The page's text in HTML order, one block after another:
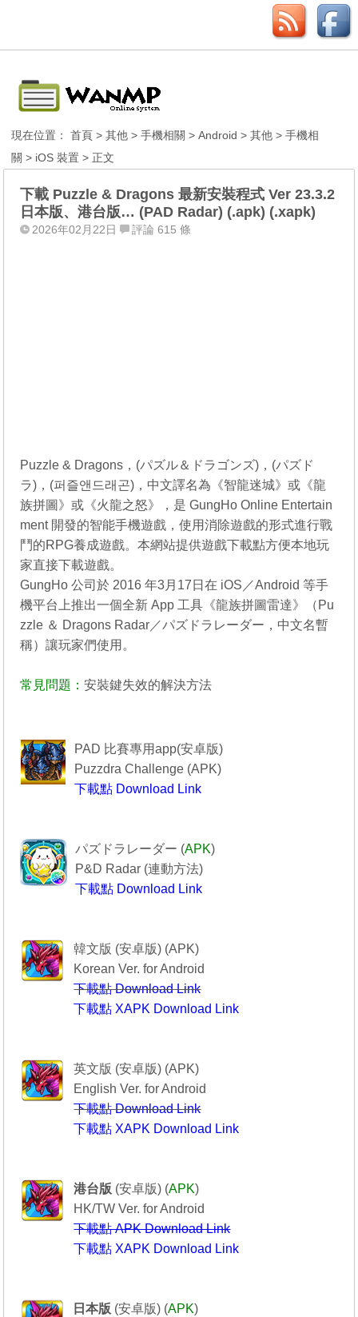
現在位置：首頁 >其他 >手機相關 >Android >其他 >手機相
關 > iOS 裝置 > 正文
下載 Puzzle & Dragons 最新安裝程式 Ver 23.3.2
日本版、港台版… (PAD Radar) (.apk) (.xapk)
2026年02月22日 評論 615 條
Puzzle & Dragons，(パズル＆ドラゴンズ)，(パズド
ラ)，(퍼즐앤드래곤)，中文譯名為《智龍迷城》或《龍
族拼圖》或《火龍之怒》，是 GungHo Online Entertain
ment 開發的智能手機遊戲，使用消除遊戲的形式進行戰
鬥的RPG養成遊戲。本網站提供遊戲下載點方便本地玩
家直接下載遊戲。
GungHo 公司於 2016 年3月17日在 iOS／Android 等手
機平台上推出一個全新 App 工具《龍族拼圖雷達》（Pu
zzle ＆ Dragons Radar／パズドラレーダー，中文名暫
稱）讓玩家們使用。
常見問題：安裝鍵失效的解決方法
PAD 比賽專用app(安卓版)
Puzzdra Challenge (APK)
下載點 Download Link
パズドラレーダー (APK)
P&D Radar (連動方法)
下載點 Download Link
韓文版 (安卓版) (APK)
Korean Ver. for Android
下載點 Download Link
下載點 XAPK Download Link
英文版 (安卓版) (APK)
English Ver. for Android
下載點 Download Link
下載點 XAPK Download Link
港台版 (安卓版) (APK)
HK/TW Ver. for Android
下載點 APK Download Link
下載點 XAPK Download Link
日本版 (安卓版) (APK)